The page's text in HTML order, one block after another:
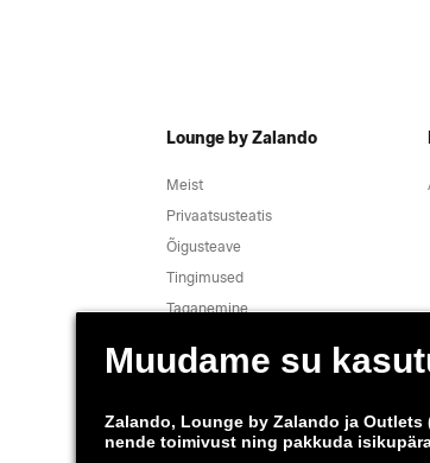
Lounge by Zalando
Meist
Privaatsusteatis
Õigusteave
Tingimused
Taganemine
Andmete jälgimine
Tooteohutus